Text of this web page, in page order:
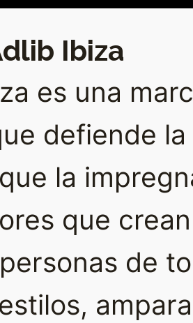
Ibiza
es una
defiende
la
que
de